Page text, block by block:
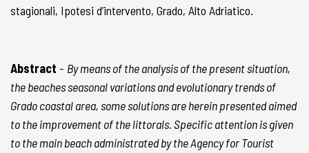
stagionali, Ipotesi d’intervento, Grado, Alto Adriatico.
Abstract - By means of the analysis of the present situation,
the beaches seasonal variations and evolutionary trends of
Grado coastal area, some solutions are herein presented aimed
to the improvement of the littorals. Specific attention is given
to the main beach administrated by the Agency for Tourist